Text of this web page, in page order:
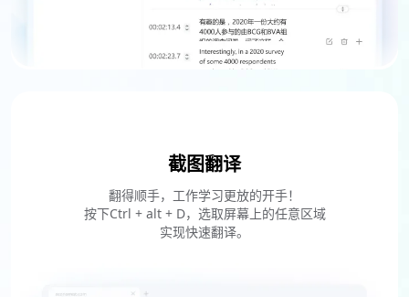
截图翻译
翻得顺手，工作学习更放的开手！
按下Ctrl + alt + D，选取屏幕上的任意区域
实现快速翻译。